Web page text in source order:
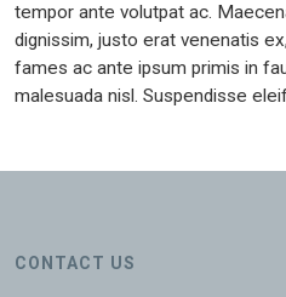
tempor ante volutpat ac.
dignissim, justo erat venenatis
fames ac ante ipsum primis in
malesuada nisl. Suspendisse
CONTACT US